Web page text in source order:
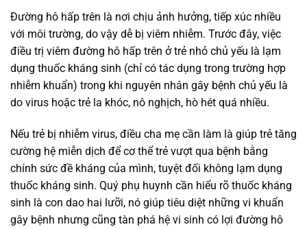
Đường hô hấp trên là nơi chịu ảnh hưởng, tiếp xúc nhiều
với môi trường, do vậy dễ bị viêm nhiễm. Trước đây, việc
điều trị viêm đường hô hấp trên ở trẻ nhỏ chủ yếu là lạm
dụng thuốc kháng sinh (chỉ có tác dụng trong trường hợp
nhiễm khuẩn) trong khi nguyên nhân gây bệnh chủ yếu là
do virus hoặc trẻ la khóc, nô nghịch, hò hét quá nhiều.
Nếu trẻ bị nhiễm virus, điều cha mẹ cần làm là giúp trẻ tăng
cường hệ miễn dịch để cơ thể trẻ vượt qua bệnh bằng
chính sức đề kháng của mình, tuyệt đối không lạm dụng
thuốc kháng sinh. Quý phụ huynh cần hiểu rõ thuốc kháng
sinh là con dao hai lưỡi, nó giúp tiêu diệt những vi khuẩn
gây bệnh nhưng cũng tàn phá hệ vi sinh có lợi đường hô